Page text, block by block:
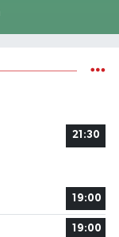
21:30
19:00
19:00